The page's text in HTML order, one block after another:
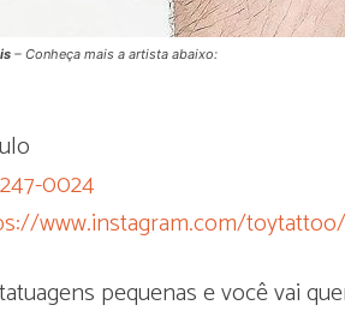
– Conheça mais a artista abaixo:
0024
www.instagram.com/toytattoo/
pequenas e você vai